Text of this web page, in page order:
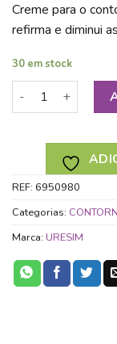
Creme para o
refirma e diminui
30 em stock
Quantidade de
REF: 6950980
Categorias:
Marca: URESIM